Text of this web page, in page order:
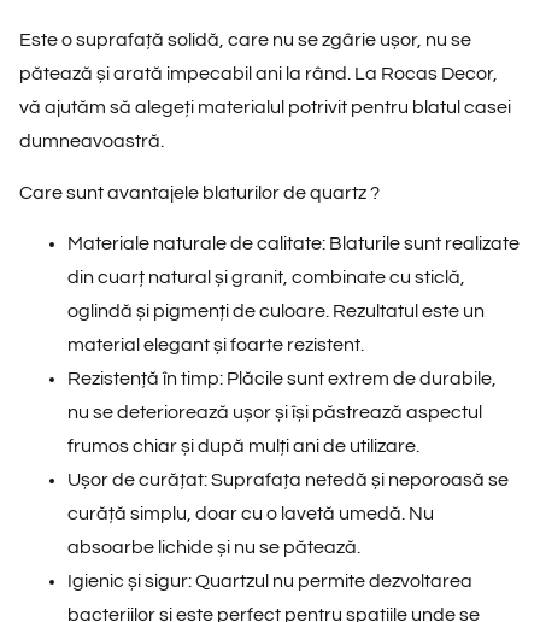
Este o suprafață solidă, care nu se zgârie ușor, nu se
pătează și arată impecabil ani la rând. La Rocas Decor,
vă ajutăm să alegeți materialul potrivit pentru blatul casei
dumneavoastră.
Care sunt avantajele blaturilor de quartz ?
Materiale naturale de calitate: Blaturile sunt realizate
din cuarț natural și granit, combinate cu sticlă,
oglindă și pigmenți de culoare. Rezultatul este un
material elegant și foarte rezistent.
Rezistență în timp: Plăcile sunt extrem de durabile,
nu se deteriorează ușor și își păstrează aspectul
frumos chiar și după mulți ani de utilizare.
Ușor de curățat: Suprafața netedă și neporoasă se
curăță simplu, doar cu o lavetă umedă. Nu
absoarbe lichide și nu se pătează.
Igienic și sigur: Quartzul nu permite dezvoltarea
bacteriilor și este perfect pentru spațiile unde se